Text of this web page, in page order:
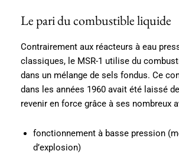
Le pari du combustible liquide
Contrairement aux réacteurs à eau
classiques, le MSR-1 utilise du
dans un mélange de sels fondus. Ce
dans les années 1960 avait été laissé
revenir en force grâce à ses nombreux
fonctionnement à basse pression
d’explosion)